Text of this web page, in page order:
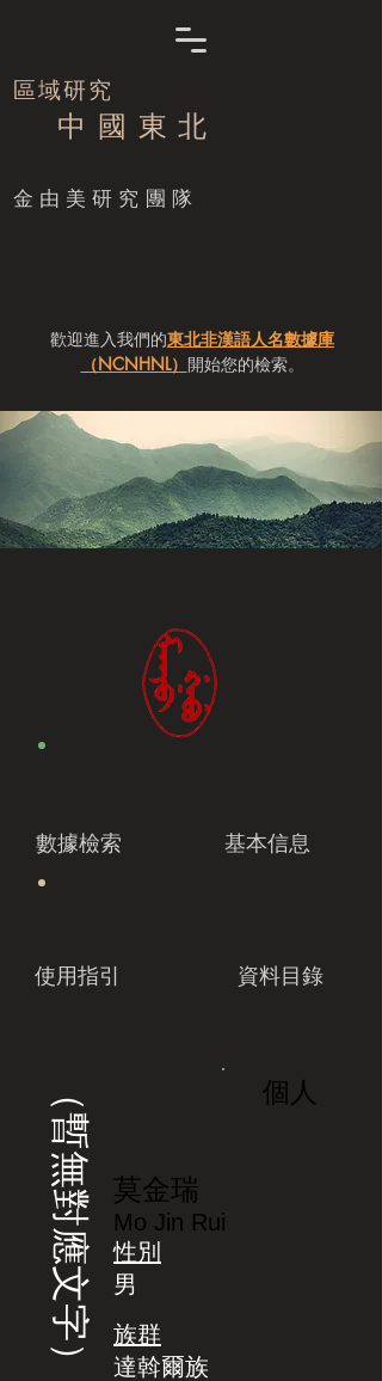
區域研究
中 國 東 北
​金由美研究團隊
歡迎進入我們的東北非漢語人名數據庫
（NCNHNL） 開始您的檢索。
數據檢索 基本信息
使用指引 資料目錄
（暫無對應文字） 個人
莫金瑞
Mo Jin Rui
性別
男
族群
達斡爾族